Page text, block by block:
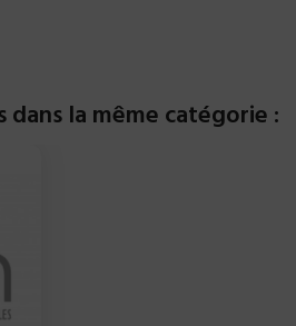
la même catégorie :